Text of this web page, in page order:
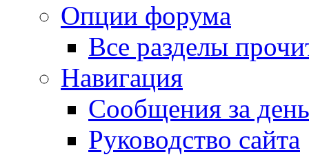
Опции форума
Все разделы
Навигация
Сообщения за день
Руководство сайта